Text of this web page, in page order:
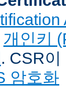
개인키
. CSR
암호화